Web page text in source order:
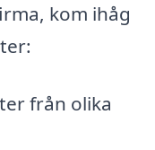
kom ihåg
från olika